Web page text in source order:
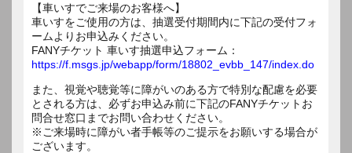
【車いすでご来場のお客様へ】
車いすをご使用の方は、抽選受付期間内に下記の受付フォ
ームよりお申込みください。
FANYチケット 車いす抽選申込フォーム：
https://f.msgs.jp/webapp/form/18802_evbb_147/index.do
また、視覚や聴覚等に障がいのある方で特別な配慮を必要
とされる方は、必ずお申込み前に下記のFANYチケットお
問合せ窓口までお問い合わせください。
※ご来場時に障がい者手帳等のご提示をお願いする場合が
ございます。